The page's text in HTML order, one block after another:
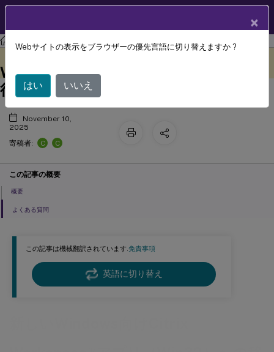
Windows（ストア）向けCitrix Workspace アプリ
この記事は機械翻訳されています.免責事項
英語に切り替え
新しいWindows向けCitrix
Workspace アプリ（Win32）への移
行
November 10,
2025
寄稿者:
C C
この記事の概要
概要
よくある質問
×
Webサイトの表示をブラウザーの優先言語に切り替えますか ?
はい いいえ